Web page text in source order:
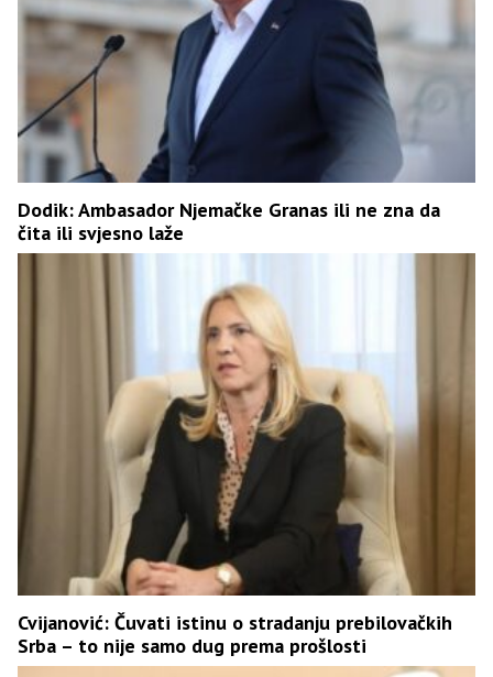
Dodik: Ambasador Njemačke Granas ili ne zna da
čita ili svjesno laže
Cvijanović: Čuvati istinu o stradanju prebilovačkih
Srba – to nije samo dug prema prošlosti